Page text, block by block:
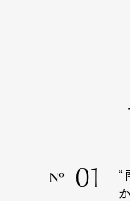
Nº 01
“